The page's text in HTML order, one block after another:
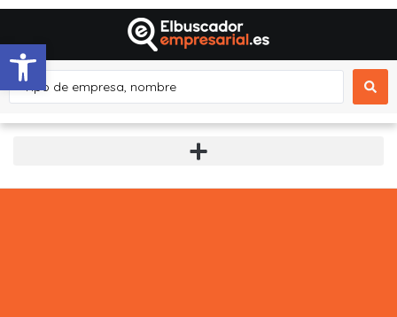
Abrir barra de herramientas